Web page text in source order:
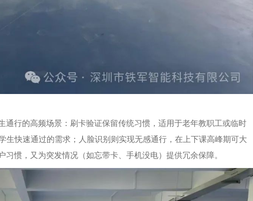
通行的高频场景：刷卡验证保留传统习惯，适用于老年教职工或临时
生快速通过的需求；人脸识别则实现无感通行，在上下课高峰期可大
惯，又为突发情况（如忘带卡、手机没电）提供冗余保障。